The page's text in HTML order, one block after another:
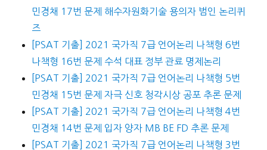
민경채 17번 문제 해수자원화기술 용의자 범인 논리퀴
즈
[PSAT 기출] 2021 국가직 7급 언어논리 나책형 6번
나책형 16번 문제 수석 대표 정부 관료 명제논리
[PSAT 기출] 2021 국가직 7급 언어논리 나책형 5번
민경채 15번 문제 자극 신호 청각시상 공포 추론 문제
[PSAT 기출] 2021 국가직 7급 언어논리 나책형 4번
민경채 14번 문제 입자 양자 MB BE FD 추론 문제
[PSAT 기출] 2021 국가직 7급 언어논리 나책형 3번